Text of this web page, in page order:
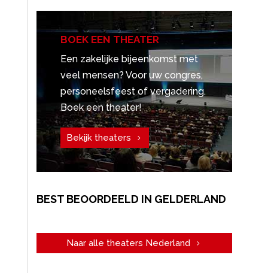
BOEK EEN THEATER
Een zakelijke bijeenkomst met
veel mensen? Voor uw congres,
personeelsfeest of vergadering.
Boek een theater!
Bekijk theaters
BEST BEOORDEELD IN GELDERLAND
Naar alle theaters Nederland